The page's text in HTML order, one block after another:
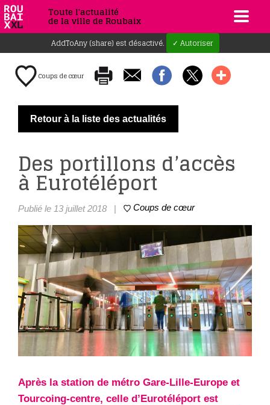
Toute l'actualité
de la ville de Roubaix
AddToAny (share) est désactivé. ✓ Autoriser
Coups de cœur
Retour à la liste des actualités
Des portillons d’accès
à Eurotéléport
Publié le 13 juillet 2018 | Coups de cœur
Après la station de métro Gare-Lille-Europe et
Tourcoing-centre, celle d’Eurotéléport est